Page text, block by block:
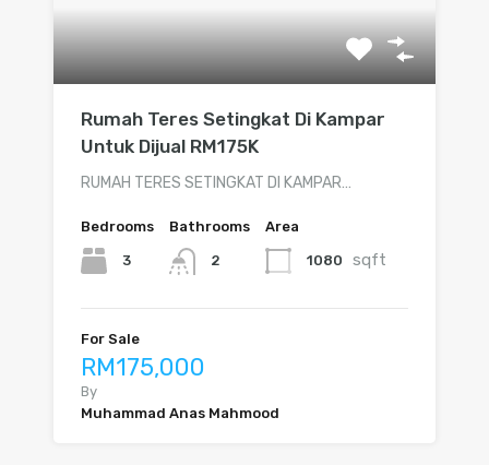
Rumah Teres Setingkat Di Kampar
Untuk Dijual RM175K
RUMAH TERES SETINGKAT DI KAMPAR…
Bedrooms
3
Bathrooms
2
Area
1080 sqft
For Sale
RM175,000
By
Muhammad Anas Mahmood